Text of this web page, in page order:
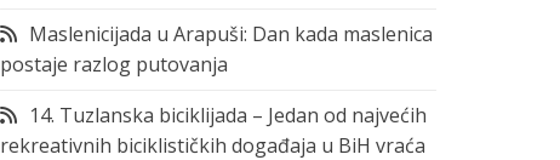
Maslenicijada u Arapuši: Dan kada maslenica
postaje razlog putovanja
14. Tuzlanska biciklijada – Jedan od najvećih
rekreativnih biciklističkih događaja u BiH vraća